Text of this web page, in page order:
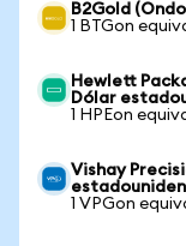
B2Gold
1 BTGon
Hewlett
Dólar
1 HPEon
Vishay
1 VPGon